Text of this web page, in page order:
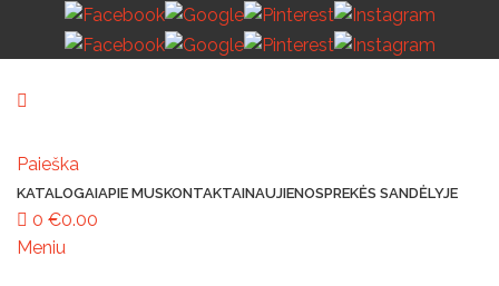
Paieška
KATALOGAIAPIE MUSKONTAKTAINAUJIENOSPREKĖS SANDĖLYJE
0 €0.00
Meniu